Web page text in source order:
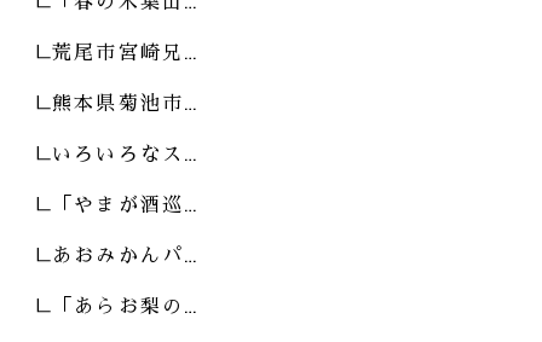
荒尾市宮崎兄…
熊本県菊池市…
いろいろなス…
「やまが酒巡…
あおみかんパ…
「あらお梨の…